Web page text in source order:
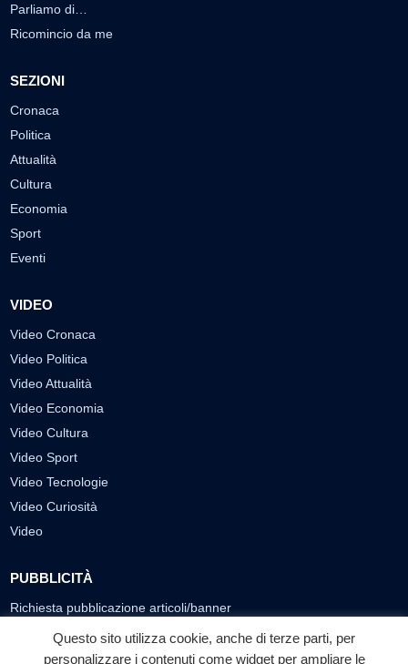
Parliamo di…
Ricomincio da me
SEZIONI
Cronaca
Politica
Attualità
Cultura
Economia
Sport
Eventi
VIDEO
Video Cronaca
Video Politica
Video Attualità
Video Economia
Video Cultura
Video Sport
Video Tecnologie
Video Curiosità
Video
PUBBLICITÀ
Richiesta pubblicazione articoli/banner
SEGUICI SUI SOCIAL
Questo sito utilizza cookie, anche di terze parti, per
personalizzare i contenuti come widget per ampliare le